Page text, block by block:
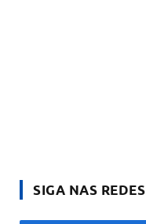
SIGA NAS REDES